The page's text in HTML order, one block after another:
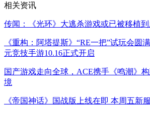
相关资讯
传闻：《光环》大逃杀游戏或已被移植
《重构：阿塔提斯》“RE一把”试玩会圆
元竞技手游10.16正式开启
国产游戏走向全球，ACE携手《鸣潮》
境
《帝国神话》国战版上线在即 本周五新